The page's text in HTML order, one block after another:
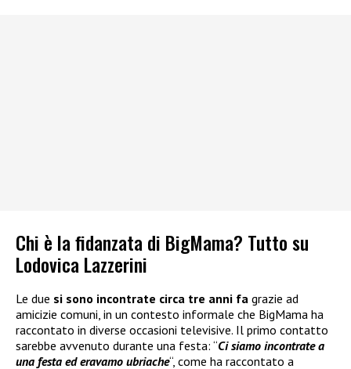
Chi è la fidanzata di BigMama? Tutto su
Lodovica Lazzerini
Le due si sono incontrate circa tre anni fa grazie ad
amicizie comuni, in un contesto informale che BigMama ha
raccontato in diverse occasioni televisive. Il primo contatto
sarebbe avvenuto durante una festa: “Ci siamo incontrate a
una festa ed eravamo ubriache“, come ha raccontato a